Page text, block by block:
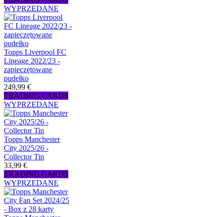
WYPRZEDANE
Topps Liverpool FC
Lineage 2022/23 -
zapieczętowane
pudełko
249,99 €
TRADING CARDS
WYPRZEDANE
Topps Manchester
City 2025/26 -
Collector Tin
33,99 €
TRADING CARDS
WYPRZEDANE